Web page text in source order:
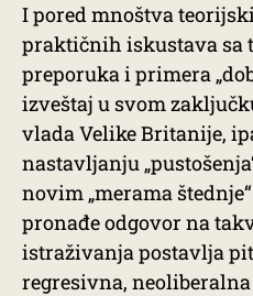
I pored mnoštva
praktičnih iskustava sa
preporuka i primera
izveštaj u svom
vlada Velike Britanije,
nastavljanju
novim „merama
pronađe odgovor na
istraživanja postavlja
regresivna,